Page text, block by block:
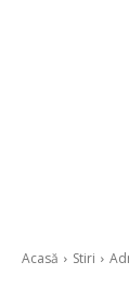
Acasă Stiri